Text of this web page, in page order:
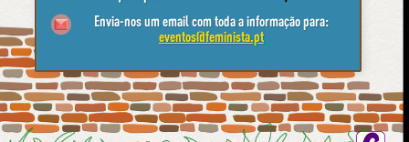
Envia-nos um email com toda a informação para:
eventos@feminista.pt